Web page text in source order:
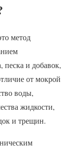
метод
песка и добавок,
от мокрой
воды,
жидкости,
и трещин.